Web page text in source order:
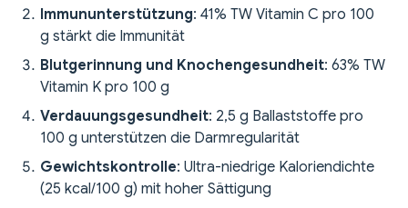
Immununterstützung: 41% TW Vitamin C pro 100
g stärkt die Immunität
Blutgerinnung und Knochengesundheit: 63% TW
Vitamin K pro 100 g
Verdauungsgesundheit: 2,5 g Ballaststoffe pro
100 g unterstützen die Darmregularität
Gewichtskontrolle: Ultra-niedrige Kaloriendichte
(25 kcal/100 g) mit hoher Sättigung